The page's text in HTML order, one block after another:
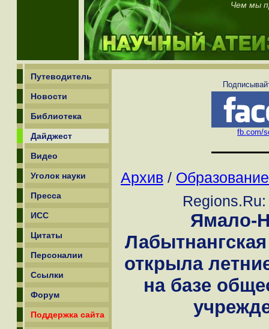
Чем мы
Путеводитель
Новости
Библиотека
Дайджест
Видео
Уголок науки
Пресса
ИСС
Цитаты
Персоналии
Ссылки
Форум
Поддержка сайта
fb.com/
Архив / Образование
Ямало-
открыла
на базе